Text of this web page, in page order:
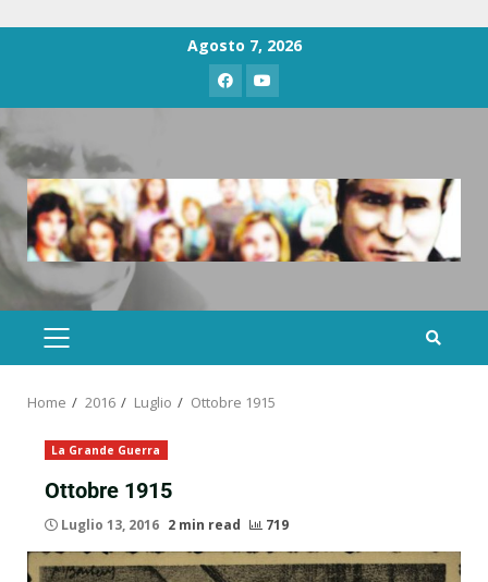
Agosto 7, 2026
Home 2016 Luglio Ottobre 1915
La Grande Guerra
Ottobre 1915
Luglio 13, 2016 2 min read 719